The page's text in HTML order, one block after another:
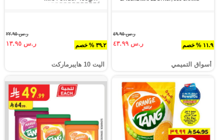
١١.٩ % خصم
ر.س ٤٩.٩٥
ر.س ٤٣.٩٩
أسواق التميمي
٣٩.٢ % خصم
ر.س ٢٢.٩٥
ر.س ١٣.٩٥
اليت 10 هايبرماركت